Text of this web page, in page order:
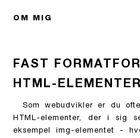
OM MIG
FAST
HTML-ELEMENTER
Som webudvikler er du
HTML-elementer, der i sig
eksempel img-elementet -